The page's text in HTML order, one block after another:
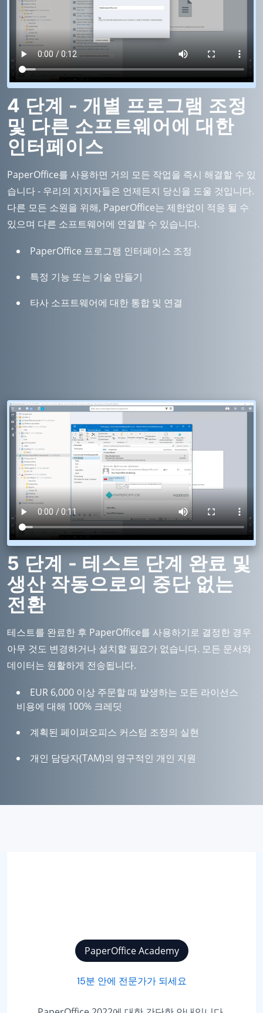
4 단계 - 개별 프로그램 조정
및 다른 소프트웨어에 대한
인터페이스
PaperOffice를 사용하면 거의 모든 작업을 즉시 해결할 수 있
습니다 - 우리의 지지자들은 언제든지 당신을 도울 것입니다.
다른 모든 소원을 위해, PaperOffice는 제한없이 적응 될 수
있으며 다른 소프트웨어에 연결할 수 있습니다.
PaperOffice 프로그램 인터페이스 조정
특정 기능 또는 기술 만들기
타사 소프트웨어에 대한 통합 및 연결
5 단계 - 테스트 단계 완료 및
생산 작동으로의 중단 없는
전환
테스트를 완료한 후 PaperOffice를 사용하기로 결정한 경우
아무 것도 변경하거나 설치할 필요가 없습니다. 모든 문서와
데이터는 원활하게 전송됩니다.
EUR 6,000 이상 주문할 때 발생하는 모든 라이선스
비용에 대해 100% 크레딧
계획된 페이퍼오피스 커스텀 조정의 실현
개인 담당자(TAM)의 영구적인 개인 지원
PaperOffice Academy
15분 안에 전문가가 되세요